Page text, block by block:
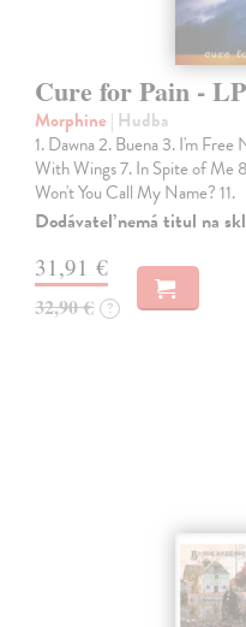
Cure for Pain - LP
Morphine | Hudba
1. Dawna 2. Buena 3. I'm
With Wings 7. In Spite of Me
Won't You Call My Name? 11.
Dodávateľ nemá titul na
31,91 €
32,90 € ?